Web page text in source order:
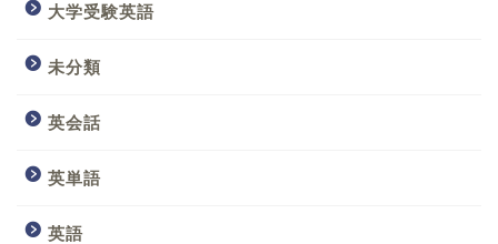
大学受験英語
未分類
英会話
英単語
英語